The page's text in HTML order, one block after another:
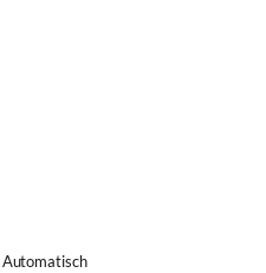
Automatisch